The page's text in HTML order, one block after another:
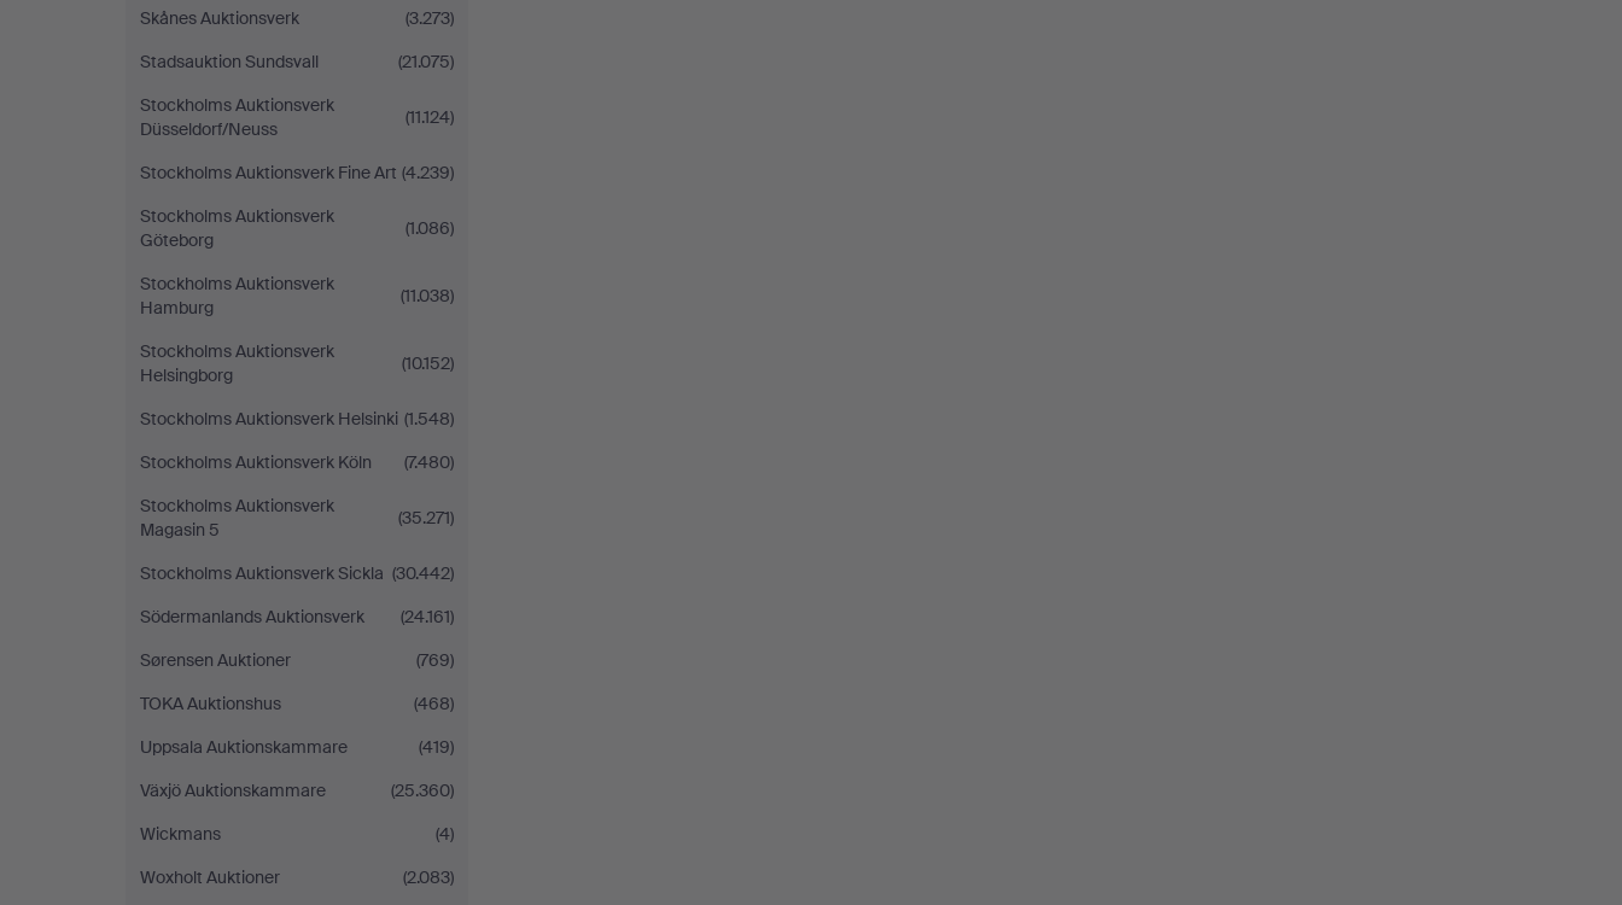
Skånes Auktionsverk
(3.273)
Stadsauktion Sundsvall
(21.075)
Stockholms Auktionsverk
Düsseldorf/Neuss
(11.124)
Stockholms Auktionsverk Fine Art (4.239)
Stockholms Auktionsverk
Göteborg
(1.086)
Stockholms Auktionsverk
Hamburg
(11.038)
Stockholms Auktionsverk
Helsingborg
(10.152)
Stockholms Auktionsverk Helsinki (1.548)
Stockholms Auktionsverk Köln
(7.480)
Stockholms Auktionsverk
Magasin 5
(35.271)
Stockholms Auktionsverk Sickla (30.442)
Södermanlands Auktionsverk
(24.161)
Sørensen Auktioner
(769)
TOKA Auktionshus
(468)
Uppsala Auktionskammare
(419)
Växjö Auktionskammare
(25.360)
Wickmans
(4)
Woxholt Auktioner
(2.083)